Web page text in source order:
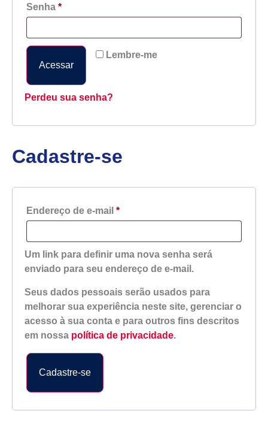
Senha *
Lembre-me
Acessar
Perdeu sua senha?
Cadastre-se
Endereço de e-mail *
Um link para definir uma nova senha será
enviado para seu endereço de e-mail.
Seus dados pessoais serão usados para
melhorar sua experiência neste site, gerenciar o
acesso à sua conta e para outros fins descritos
em nossa política de privacidade.
Cadastre-se